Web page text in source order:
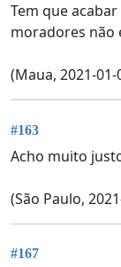
Tem que
moradores não
(Maua, 2021-01-
#163
Acho muito
(São Paulo,
#167